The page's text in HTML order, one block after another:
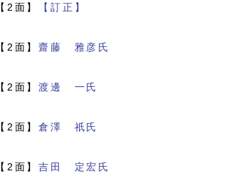
【2面】 【訂正】
【2面】齋藤 雅彦氏
【2面】渡邊 一氏
【2面】倉澤 祇氏
【2面】吉田 定宏氏